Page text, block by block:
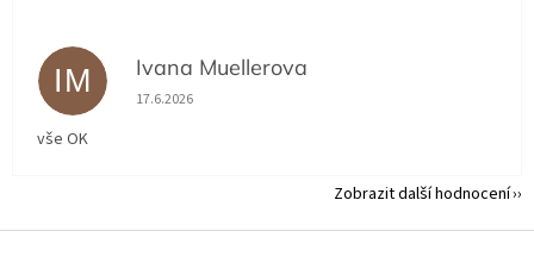
IM Ivana Muellerova
Hodnocení obchodu je 5 z 5 hvězdiček.
17.6.2026
vše OK
Zobrazit další hodnocení
Z